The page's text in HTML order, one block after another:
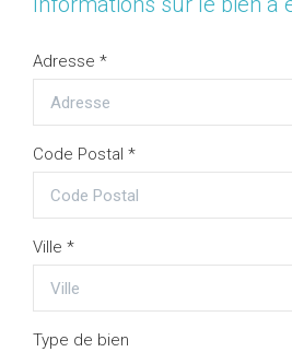
Adresse *
Code Postal *
Ville *
Type de bien